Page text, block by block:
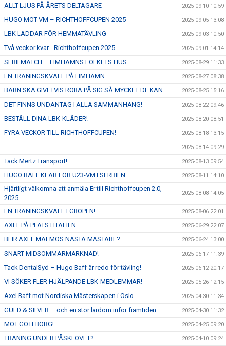
ALLT LJUS PÅ ÅRETS DELTAGARE 2025-09-10 10:59
HUGO MOT VM – RICHTHOFFCUPEN 2025 2025-09-05 13:08
LBK LADDAR FÖR HEMMATÄVLING 2025-09-03 10:50
Två veckor kvar - Richthoffcupen 2025 2025-09-01 14:14
SERIEMATCH – LIMHAMNS FOLKETS HUS 2025-08-29 11:33
EN TRÄNINGSKVÄLL PÅ LIMHAMN 2025-08-27 08:38
BARN SKA GIVETVIS RÖRA PÅ SIG SÅ MYCKET DE KAN 2025-08-25 15:16
DET FINNS UNDANTAG I ALLA SAMMANHANG! 2025-08-22 09:46
BESTÄLL DINA LBK-KLÄDER! 2025-08-20 08:51
FYRA VECKOR TILL RICHTHOFFCUPEN! 2025-08-18 13:15
2025-08-14 09:29
Tack Mertz Transport! 2025-08-13 09:54
HUGO BAFF KLAR FÖR U23-VM I SERBIEN 2025-08-11 14:10
Hjärtligt välkomna att anmäla Er till Richthoffcupen 2.0,
2025
2025-08-08 14:05
EN TRÄNINGSKVÄLL I GROPEN! 2025-08-06 22:01
AXEL PÅ PLATS I ITALIEN 2025-06-29 22:07
BLIR AXEL MALMÖS NÄSTA MÄSTARE? 2025-06-24 13:00
SNART MIDSOMMARMARKNAD! 2025-06-17 11:39
Tack DentalSyd – Hugo Baff är redo för tävling! 2025-06-12 20:17
VI SÖKER FLER HJÄLPANDE LBK-MEDLEMMAR! 2025-05-26 12:15
Axel Baff mot Nordiska Mästerskapen i Oslo 2025-04-30 11:34
GULD & SILVER – och en stor lärdom inför framtiden 2025-04-30 11:32
MOT GÖTEBORG! 2025-04-25 09:20
TRÄNING UNDER PÅSKLOVET? 2025-04-10 09:24